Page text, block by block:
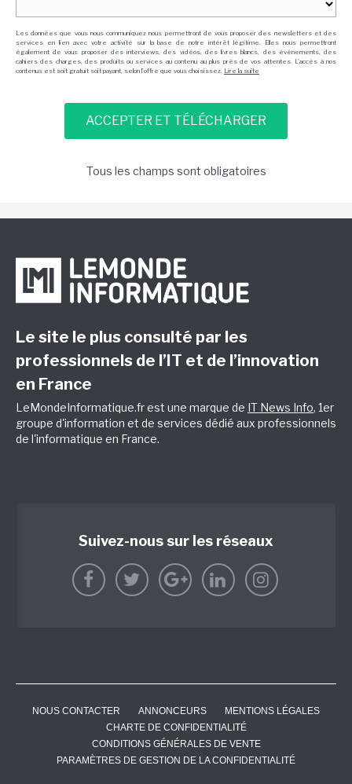
Les données que vous nous communiquez nous permettront de vous proposer des newsletters et des
services en lien avec votre activité sur la base de notre intérêt légitime. Elles nous permettront
également de vous proposer des interviews, des vidéos, des livres blancs, des événements, des
cahiers des charges, des produits ou services au contenu au plus près de vos attentes. L'accès à nos
contenus est soit gratuit soit payant, selon l'offre que vous choisissez. Lire la suite
Tous les champs sont obligatoires
Le site le plus consulté par les
professionnels de l’IT et de l’innovation
en France
LeMondeInformatique.fr est une marque de IT News Info, 1er
groupe d'information et de services dédié aux professionnels
de l'informatique en France.
Suivez-nous sur les réseaux
NOUS CONTACTER ANNONCEURS
MENTIONS LÉGALES
CHARTE DE CONFIDENTIALITÉ
CONDITIONS GÉNÉRALES DE VENTE
PARAMÈTRES DE GESTION DE LA CONFIDENTIALITÉ